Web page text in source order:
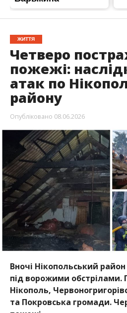
Вночі Нікопольський
під ворожими обстрілами.
Нікополь,
та Покровська громади.
пожежі.
Про це повідомляє
очільника Нікопольської
Вночі 8 червня через
постраждали четверо
річна жінка перебуває у
Чоловіки 47 і 62 років, а
лікуються амбулаторно та